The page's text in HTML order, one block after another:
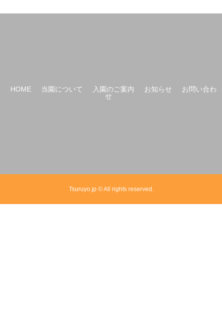
HOME 当園について 入園のご案内 お知らせ
お問い合わ
せ
Tsuruyo.jp © All rights reserved.